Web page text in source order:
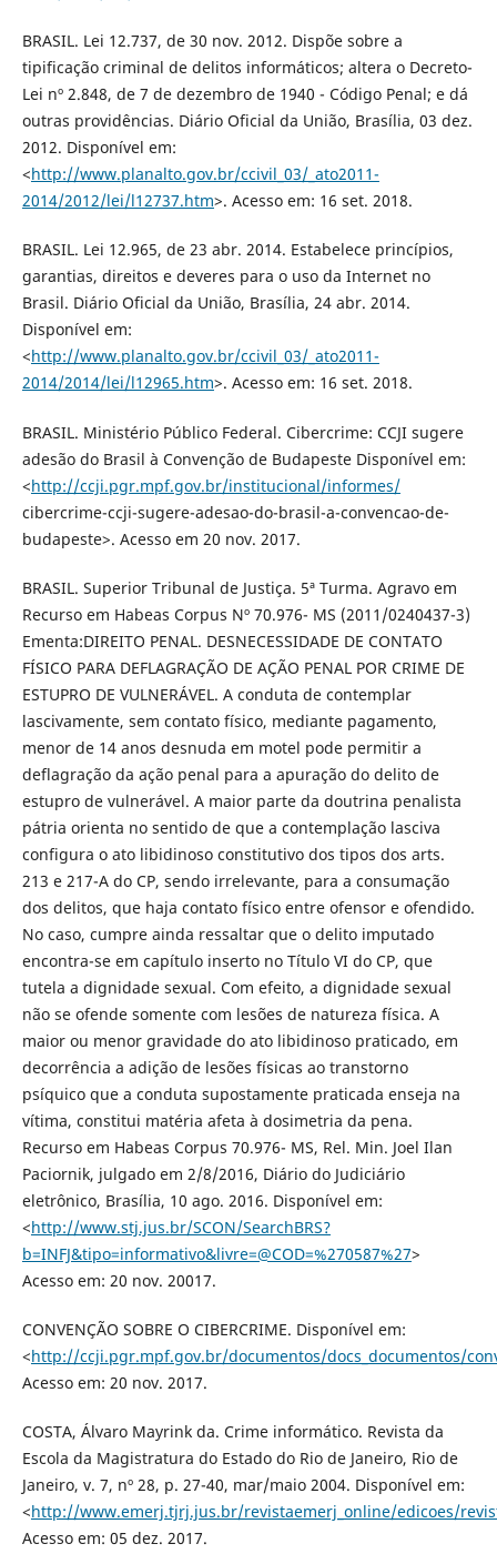
BRASIL. Lei 12.737, de 30 nov. 2012. Dispõe sobre a
tipificação criminal de delitos informáticos; altera o Decreto-
Lei nº 2.848, de 7 de dezembro de 1940 - Código Penal; e dá
outras providências. Diário Oficial da União, Brasília, 03 dez.
2012. Disponível em:
<http://www.planalto.gov.br/ccivil_03/_ato2011-
2014/2012/lei/l12737.htm>. Acesso em: 16 set. 2018.
BRASIL. Lei 12.965, de 23 abr. 2014. Estabelece princípios,
garantias, direitos e deveres para o uso da Internet no
Brasil. Diário Oficial da União, Brasília, 24 abr. 2014.
Disponível em:
<http://www.planalto.gov.br/ccivil_03/_ato2011-
2014/2014/lei/l12965.htm>. Acesso em: 16 set. 2018.
BRASIL. Ministério Público Federal. Cibercrime: CCJI sugere
adesão do Brasil à Convenção de Budapeste Disponível em:
<http://ccji.pgr.mpf.gov.br/institucional/informes/
cibercrime-ccji-sugere-adesao-do-brasil-a-convencao-de-
budapeste>. Acesso em 20 nov. 2017.
BRASIL. Superior Tribunal de Justiça. 5ª Turma. Agravo em
Recurso em Habeas Corpus Nº 70.976- MS (2011/0240437-3)
Ementa:DIREITO PENAL. DESNECESSIDADE DE CONTATO
FÍSICO PARA DEFLAGRAÇÃO DE AÇÃO PENAL POR CRIME DE
ESTUPRO DE VULNERÁVEL. A conduta de contemplar
lascivamente, sem contato físico, mediante pagamento,
menor de 14 anos desnuda em motel pode permitir a
deflagração da ação penal para a apuração do delito de
estupro de vulnerável. A maior parte da doutrina penalista
pátria orienta no sentido de que a contemplação lasciva
configura o ato libidinoso constitutivo dos tipos dos arts.
213 e 217-A do CP, sendo irrelevante, para a consumação
dos delitos, que haja contato físico entre ofensor e ofendido.
No caso, cumpre ainda ressaltar que o delito imputado
encontra-se em capítulo inserto no Título VI do CP, que
tutela a dignidade sexual. Com efeito, a dignidade sexual
não se ofende somente com lesões de natureza física. A
maior ou menor gravidade do ato libidinoso praticado, em
decorrência a adição de lesões físicas ao transtorno
psíquico que a conduta supostamente praticada enseja na
vítima, constitui matéria afeta à dosimetria da pena.
Recurso em Habeas Corpus 70.976- MS, Rel. Min. Joel Ilan
Paciornik, julgado em 2/8/2016, Diário do Judiciário
eletrônico, Brasília, 10 ago. 2016. Disponível em:
<http://www.stj.jus.br/SCON/SearchBRS?
b=INFJ&tipo=informativo&livre=@COD=%270587%27>
Acesso em: 20 nov. 20017.
CONVENÇÃO SOBRE O CIBERCRIME. Disponível em:
<http://ccji.pgr.mpf.gov.br/documentos/docs_documentos/
Acesso em: 20 nov. 2017.
COSTA, Álvaro Mayrink da. Crime informático. Revista da
Escola da Magistratura do Estado do Rio de Janeiro, Rio de
Janeiro, v. 7, nº 28, p. 27-40, mar/maio 2004. Disponível em:
<http://www.emerj.tjrj.jus.br/revistaemerj_online/edicoes/
Acesso em: 05 dez. 2017.